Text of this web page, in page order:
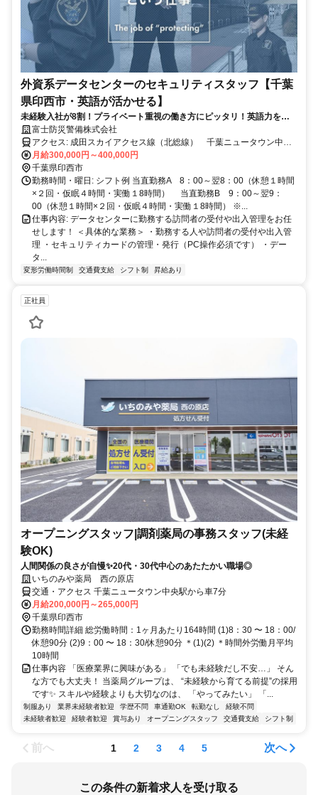
外資系データセンターのセキュリティスタッフ【千葉
県印西市・英語が活かせる】
未経験入社が8割！プライベート重視の働き方にピッタリ！英語力を活
かせます！！
富士防災警備株式会社
アクセス: 成田スカイアクセス線（北総線） 千葉ニュータウン中央
駅より徒歩15分
月給300,000円～400,000円
千葉県印西市
勤務時間・曜日: シフト例 当直勤務A 8：00～翌8：00（休憩１時間
×２回・仮眠４時間・実働１8時間） 当直勤務B 9：00～翌9：
00（休憩１時間×２回・仮眠４時間・実働１8時間） ※...
仕事内容: データセンターに勤務する訪問者の受付や出入管理をお任
せします！ ＜具体的な業務＞ ・勤務する人や訪問者の受付や出入管
理 ・セキュリティカードの管理・発行（PC操作必須です） ・デー
タ...
変形労働時間制 交通費支給 シフト制 昇給あり
正社員
オープニングスタッフ|調剤薬局の事務スタッフ(未経
験OK)
人間関係の良さが自慢✨20代・30代中心のあたたかい職場◎
いちのみや薬局 西の原店
交通・アクセス 千葉ニュータウン中央駅から車7分
月給200,000円～265,000円
千葉県印西市
勤務時間詳細 総労働時間：1ヶ月あたり164時間 (1)8：30 〜 18：00/
休憩90分 (2)9：00 〜 18：30/休憩90分 ＊(1)(2) ＊時間外労働月平均
10時間
仕事内容 「医療業界に興味がある」 「でも未経験だし不安…」 そん
な方でも大丈夫！ 当薬局グループは、 “未経験から育てる前提”の採用
です✨ スキルや経験よりも大切なのは、 「やってみたい」 「...
制服あり 業界未経験者歓迎 学歴不問 車通勤OK 転勤なし
経験不問
未経験者歓迎
経験者歓迎 賞与あり オープニングスタッフ 交通費支給 シフト制
前へ 1 2 3 4 5 次へ
この条件の新着求人を受け取る